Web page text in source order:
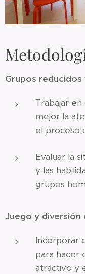
Grupos
Trabajar
mejor la
el proceso
Evaluar la
y las
grupos
Juego y diversión
Incorporar
para hacer
atractivo y